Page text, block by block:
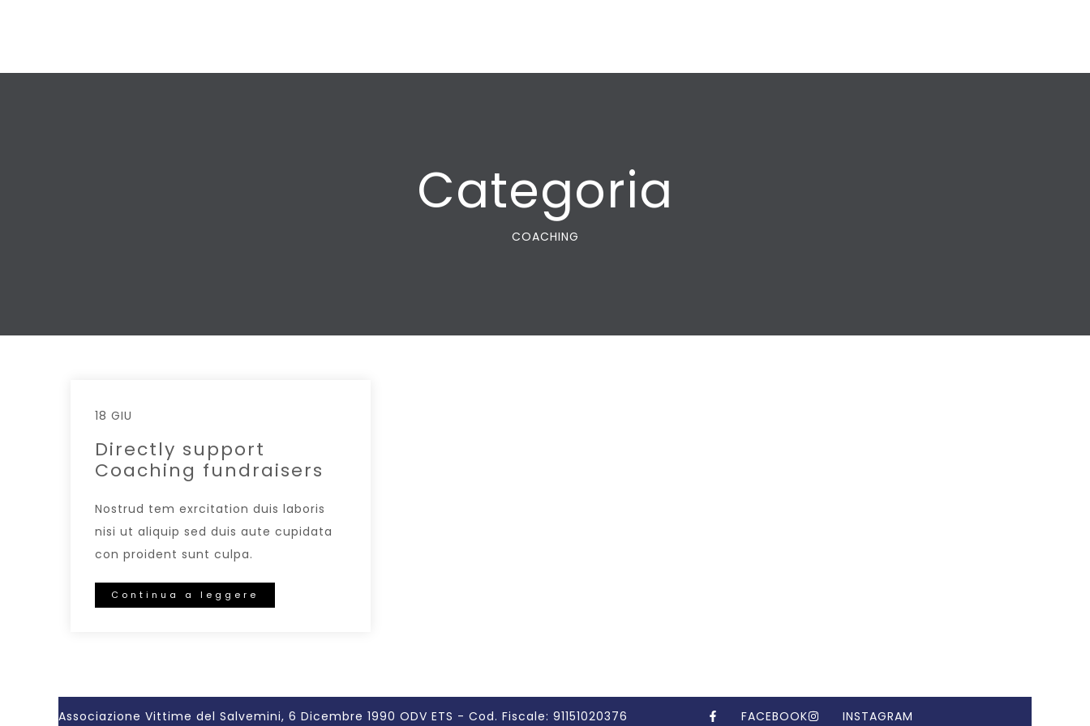
Categoria
COACHING
18 GIU
Directly support
Coaching fundraisers
Nostrud tem exrcitation duis laboris
nisi ut aliquip sed duis aute cupidata
con proident sunt culpa.
Continua a leggere
Associazione Vittime del Salvemini, 6 Dicembre 1990 ODV ETS - Cod. Fiscale: 91151020376 FACEBOOK INSTAGRAM